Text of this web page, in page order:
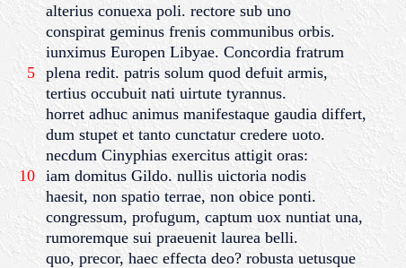
alterius conuexa poli. rectore sub uno
conspirat geminus frenis communibus orbis.
iunximus Europen Libyae. Concordia fratrum
5 plena redit. patris solum quod defuit armis,
tertius occubuit nati uirtute tyrannus.
horret adhuc animus manifestaque gaudia differt,
dum stupet et tanto cunctatur credere uoto.
necdum Cinyphias exercitus attigit oras:
10 iam domitus Gildo. nullis uictoria nodis
haesit, non spatio terrae, non obice ponti.
congressum, profugum, captum uox nuntiat una,
rumoremque sui praeuenit laurea belli.
quo, precor, haec effecta deo? robusta uetusque